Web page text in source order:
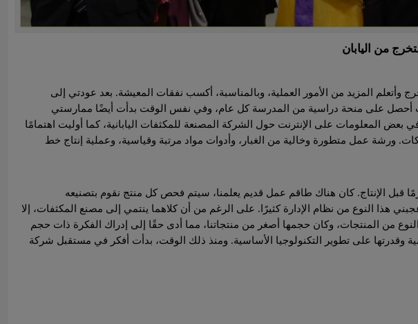
من اليابان
المزيد من الأمور العملية، وبالمناسبة، أكسب نفقات المعيشة. بعد عودتي إلى
كنت أحصل على منحة دراسية من المدرسة كل عام، وفي نفس الوقت بدأت أيضًا ممارستي
بعض المعلومات على الإنترنت حول الشركة المصنعة للمكثفات اليابانية، كما أوليت اهتمامًا
ورشة عمل متطورة وخالية من الغبار، وأدوات مواد مرتبة وقياسية، وعملية إنتاج خط
قبل الإنتاج. كان هناك طاقم عمل قديم يعلمنا، سيتم فحص كل منتج نقوم بتصنيعه
هذا النوع من نظام الإدارة كثيرًا. على الرغم من أن كلاهما ينتمي إلى مصنع المكثفات، إلا
من المنتجات، وكان حجمها أصغر من منتجاتنا، مما أدى حقًا إلى إدراك الفكرة ذات حجم
وقدرتها على تطوير التكنولوجيا الأساسية. ومنذ ذلك الوقت، بدأت أفكر في مستقبل شركة